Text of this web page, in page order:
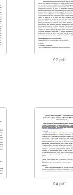
02.pdf
04.pdf